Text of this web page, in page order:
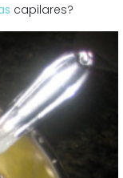
capilares?
continúa
la cosmética